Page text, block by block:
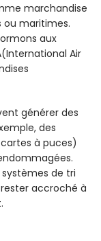
marchandise
ou maritimes.
aux
Air
générer des
des
à puces)
de tri
accroché à